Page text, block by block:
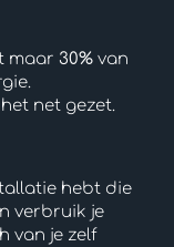
maar 30%van
net gezet.
hebt die
verbruik je
van je zelf